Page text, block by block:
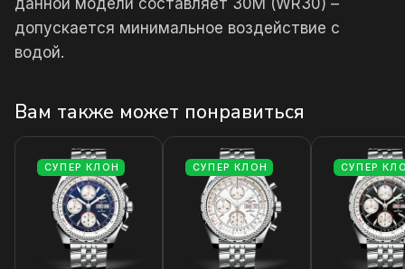
данной модели составляет 30М (WR30) –
допускается минимальное воздействие с
водой.
Вам также может понравиться
СУПЕР КЛОН СУПЕР КЛОН СУПЕР